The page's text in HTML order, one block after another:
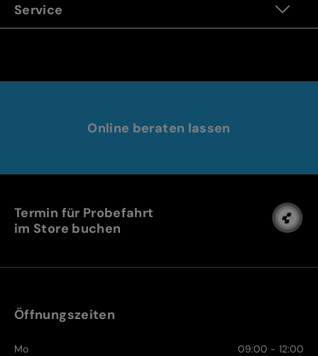
Service
Online beraten lassen
Termin für Probefahrt
im Store buchen
Öffnungszeiten
Mo
09:00 - 12:00